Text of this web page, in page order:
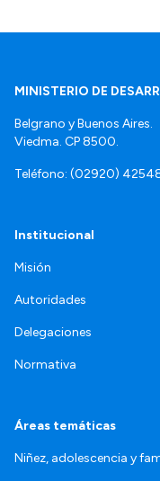
MINISTERIO DE
Belgrano y Buenos Aires.
Viedma. CP 8500.
Teléfono: (02920)
Institucional
Misión
Autoridades
Delegaciones
Normativa
Áreas temáticas
Niñez, adolescencia y